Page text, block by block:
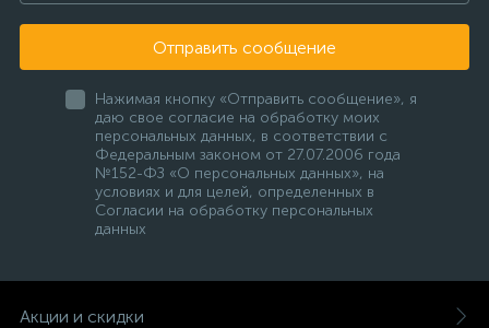
Отправить сообщение
Нажимая кнопку «Отправить сообщение», я
даю свое согласие на обработку моих
персональных данных, в соответствии с
Федеральным законом от 27.07.2006 года
№152-ФЗ «О персональных данных», на
условиях и для целей, определенных в
Согласии на обработку персональных
данных
Акции и скидки